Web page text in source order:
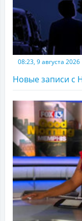
08:23, 9 августа 2026
Новые записи с